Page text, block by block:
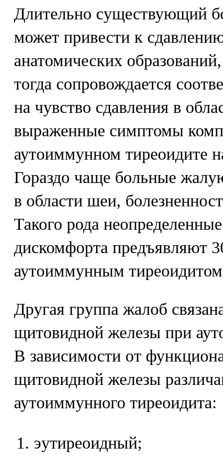
Длительно существующий
может привести к
анатомических
тогда сопровождается
на чувство сдавления в
выраженные симптомы
аутоиммунном тиреоидите
Гораздо чаще больные
в области шеи,
Такого рода
дискомфорта предъявляют
аутоиммунным
Другая группа жалоб
щитовидной железы при
В зависимости от
щитовидной железы
аутоиммунного тиреоидита:
эутиреоидный;